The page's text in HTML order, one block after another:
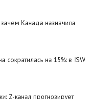
Канада назначила
сократилась на 15%: в ISW
Z-канал прогнозирует